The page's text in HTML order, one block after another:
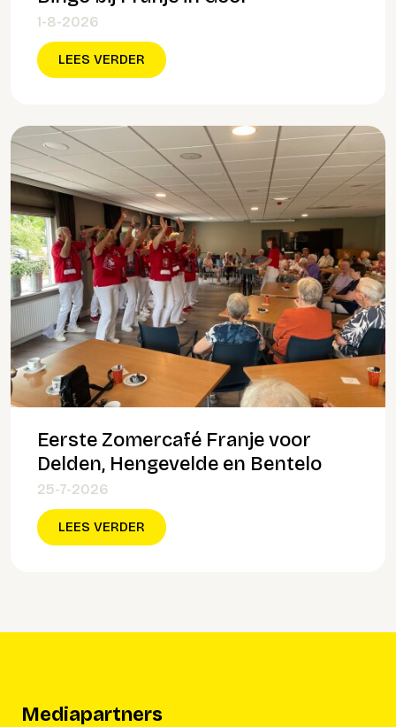
1-8-2026
LEES VERDER
Eerste Zomercafé Franje voor
Delden, Hengevelde en Bentelo
25-7-2026
LEES VERDER
Mediapartners